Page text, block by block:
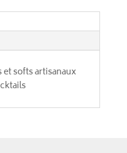
softs artisanaux